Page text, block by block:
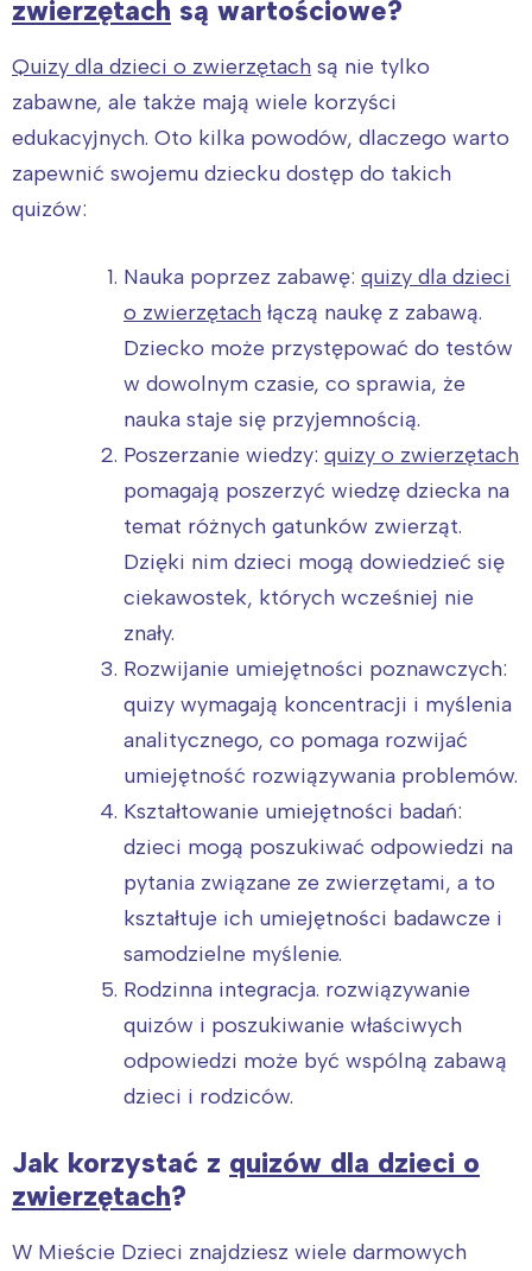
zwierzętach są wartościowe?
Quizy dla dzieci o zwierzętach są nie tylko
zabawne, ale także mają wiele korzyści
edukacyjnych. Oto kilka powodów, dlaczego warto
zapewnić swojemu dziecku dostęp do takich
quizów:
Nauka poprzez zabawę: quizy dla dzieci
o zwierzętach łączą naukę z zabawą.
Dziecko może przystępować do testów
w dowolnym czasie, co sprawia, że
nauka staje się przyjemnością.
Poszerzanie wiedzy: quizy o zwierzętach
pomagają poszerzyć wiedzę dziecka na
temat różnych gatunków zwierząt.
Dzięki nim dzieci mogą dowiedzieć się
ciekawostek, których wcześniej nie
znały.
Rozwijanie umiejętności poznawczych:
quizy wymagają koncentracji i myślenia
analitycznego, co pomaga rozwijać
umiejętność rozwiązywania problemów.
Kształtowanie umiejętności badań:
dzieci mogą poszukiwać odpowiedzi na
pytania związane ze zwierzętami, a to
kształtuje ich umiejętności badawcze i
samodzielne myślenie.
Rodzinna integracja. rozwiązywanie
quizów i poszukiwanie właściwych
odpowiedzi może być wspólną zabawą
dzieci i rodziców.
Jak korzystać z quizów dla dzieci o
zwierzętach?
W Mieście Dzieci znajdziesz wiele darmowych